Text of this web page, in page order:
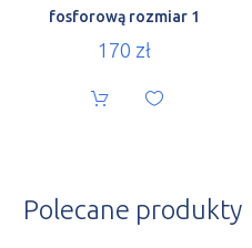
fosforową rozmiar 1
170 zł
Polecane produkty